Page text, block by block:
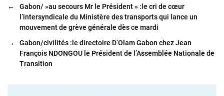
←
Gabon/ »au secours Mr le Président » :le cri de cœur
l’intersyndicale du Ministère des transports qui lance un
mouvement de grève générale dès ce mardi
→
Gabon/civilités :le directoire D’Olam Gabon chez Jean
François NDONGOU le Président de l’Assemblée Nationale de
Transition